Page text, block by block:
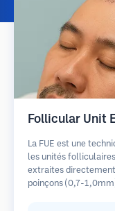
Follicular Unit
La FUE est une
les unités
extraites directement
poinçons (0,7-